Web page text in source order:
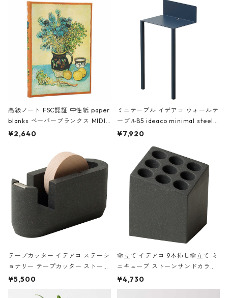
高級ノート FSC認証 中性紙 paper
blanks ペーパーブランクス MIDI
ハードカバー 罫線 ヴァン・ゴッホ
¥2,640
ミニテーブル イデアコ ウォールテ
ーブルB5 ideaco minimal steel f
urniture WALL Table B5 ネイビー
¥7,920
テープカッター イデアコ ステーシ
ョナリー テープカッター ストーン
サンドカラー 石調 ideaco Station
¥5,500
傘立て イデアコ 9本挿し傘立て ミ
ニキューブ ストーンサンドカラー
石調 ideaco Umbrella Stand CUB
E ストーンサンドブラック
¥4,730